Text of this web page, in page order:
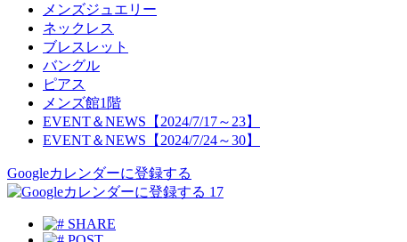
メンズジュエリー
ネックレス
ブレスレット
バングル
ピアス
メンズ館1階
EVENT＆NEWS【2024/7/17～23】
EVENT＆NEWS【2024/7/24～30】
Googleカレンダーに登録する
17
SHARE